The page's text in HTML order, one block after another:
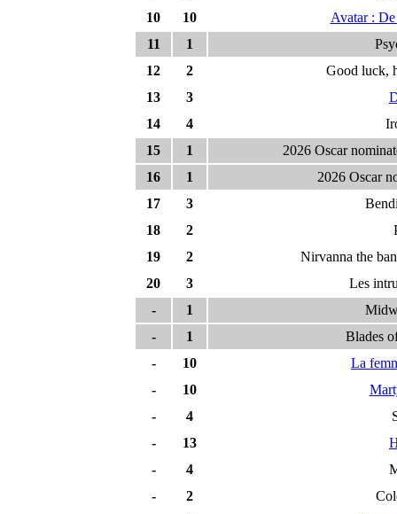
10
10
Avatar : De
11
1
12
2
Good luck,
13
3
14
4
15
1
2026 Oscar
16
1
2026 Oscar
17
3
18
2
19
2
Nirvanna the
20
3
Les
-
1
-
1
Blades
-
10
La
-
10
-
4
-
13
-
4
-
2